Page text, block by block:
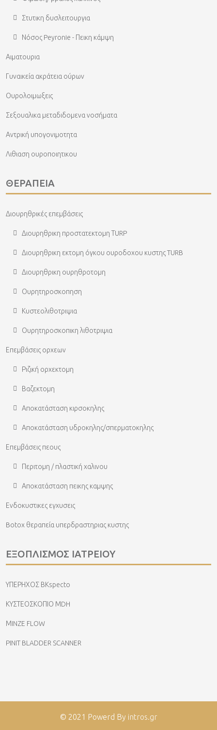
Στυτικη δυσλειτουργια
Νόσος Peyronie - Πεικη κάμψη
Αιματουρια
Γυναικεία ακράτεια ούρων
Ουρολοιμωξεις
Σεξουαλικα μεταδιδομενα νοσήματα
Αντρική υπογονιμοτητα
Λιθιαση ουροποιητικου
ΘΕΡΑΠΕΙΑ
Διουρηθρικές επεμβάσεις
Διουρηθρικη προστατεκτομη ΤURP
Διουρηθρικη εκτομη όγκου ουροδοχου κυστης TURB
Διουρηθρικη ουρηθροτομη
Ουρητηροσκοπηση
Κυστεολιθοτριψια
Ουρητηροσκοπικη λιθοτριψια
Επεμβάσεις ορχεων
Ριζική ορχεκτομη
Βαζεκτομη
Αποκατάσταση κιρσοκηλης
Αποκατάσταση υδροκηλης/σπερματοκηλης
Επεμβάσεις πεους
Περιτομη / πλαστική χαλινου
Αποκατάσταση πεικης καμψης
Ενδοκυστικες εγχυσεις
Botox θεραπεία υπερδραστηριας κυστης
ΕΞΟΠΛΙΣΜΟΣ ΙΑΤΡΕΙΟΥ
ΥΠΕΡΗΧΟΣ ΒΚspecto
ΚΥΣΤΕΟΣΚΟΠΙΟ ΜDH
ΜINZE FLOW
PINIT BLADDER SCANNER
© 2021 Powerd By intros.gr